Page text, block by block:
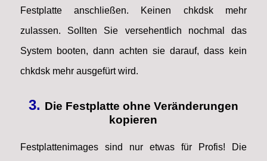
Festplatte anschließen. Keinen chkdsk mehr
zulassen. Sollten Sie versehentlich nochmal das
System booten, dann achten sie darauf, dass kein
chkdsk mehr ausgefürt wird.
3. Die Festplatte ohne Veränderungen
kopieren
Festplattenimages sind nur etwas für Profis! Die